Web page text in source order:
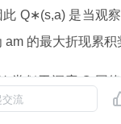
Q∗(s,a) 是当观
的最大折现累积
类似于深度 Q 网
经通过监督学习和
交流